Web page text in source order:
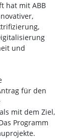
hat mit ABB
und
für den
mit dem Ziel,
Programm